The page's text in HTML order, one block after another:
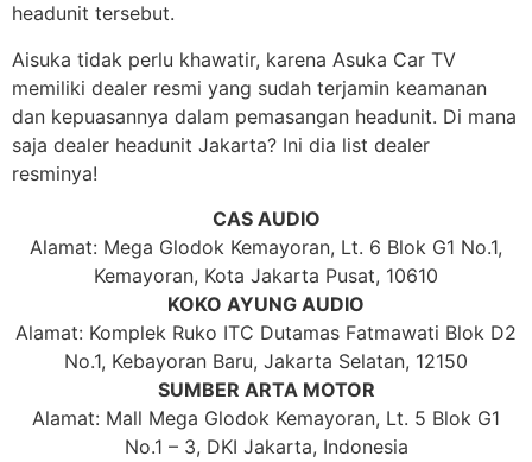
headunit tersebut.
Aisuka tidak perlu khawatir, karena Asuka Car TV
memiliki dealer resmi yang sudah terjamin keamanan
dan kepuasannya dalam pemasangan headunit. Di mana
saja dealer headunit Jakarta? Ini dia list dealer
resminya!
CAS AUDIO
Alamat: Mega Glodok Kemayoran, Lt. 6 Blok G1 No.1,
Kemayoran, Kota Jakarta Pusat, 10610
KOKO AYUNG AUDIO
Alamat: Komplek Ruko ITC Dutamas Fatmawati Blok D2
No.1, Kebayoran Baru, Jakarta Selatan, 12150
SUMBER ARTA MOTOR
Alamat: Mall Mega Glodok Kemayoran, Lt. 5 Blok G1
No.1 – 3, DKI Jakarta, Indonesia